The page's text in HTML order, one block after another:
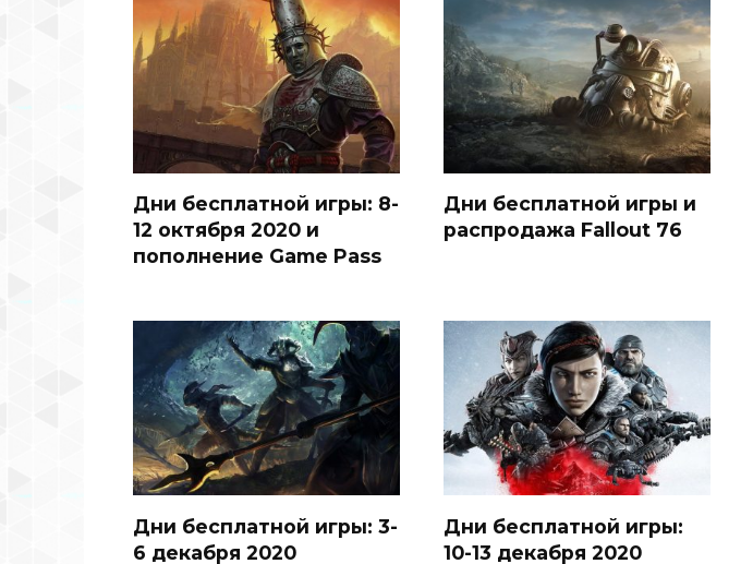
Дни бесплатной игры: 8-
12 октября 2020 и
пополнение Game Pass
Дни бесплатной игры и
распродажа Fallout 76
Дни бесплатной игры: 3-
6 декабря 2020
Дни бесплатной игры:
10-13 декабря 2020